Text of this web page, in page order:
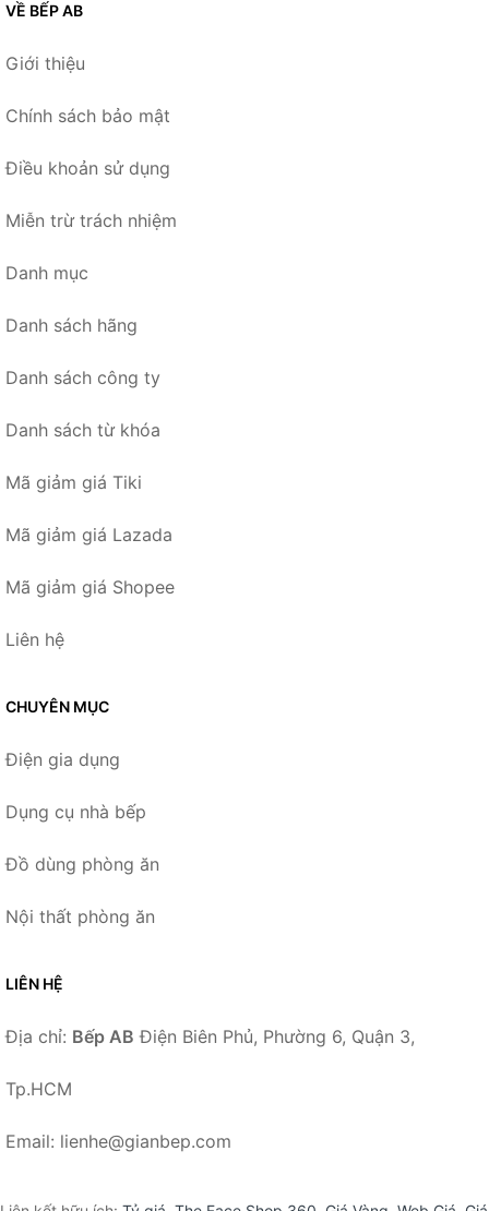
VỀ BẾP AB
Giới thiệu
Chính sách bảo mật
Điều khoản sử dụng
Miễn trừ trách nhiệm
Danh mục
Danh sách hãng
Danh sách công ty
Danh sách từ khóa
Mã giảm giá Tiki
Mã giảm giá Lazada
Mã giảm giá Shopee
Liên hệ
CHUYÊN MỤC
Điện gia dụng
Dụng cụ nhà bếp
Đồ dùng phòng ăn
Nội thất phòng ăn
LIÊN HỆ
Địa chỉ: Bếp AB Điện Biên Phủ, Phường 6, Quận 3,
Tp.HCM
Email: lienhe@gianbep.com